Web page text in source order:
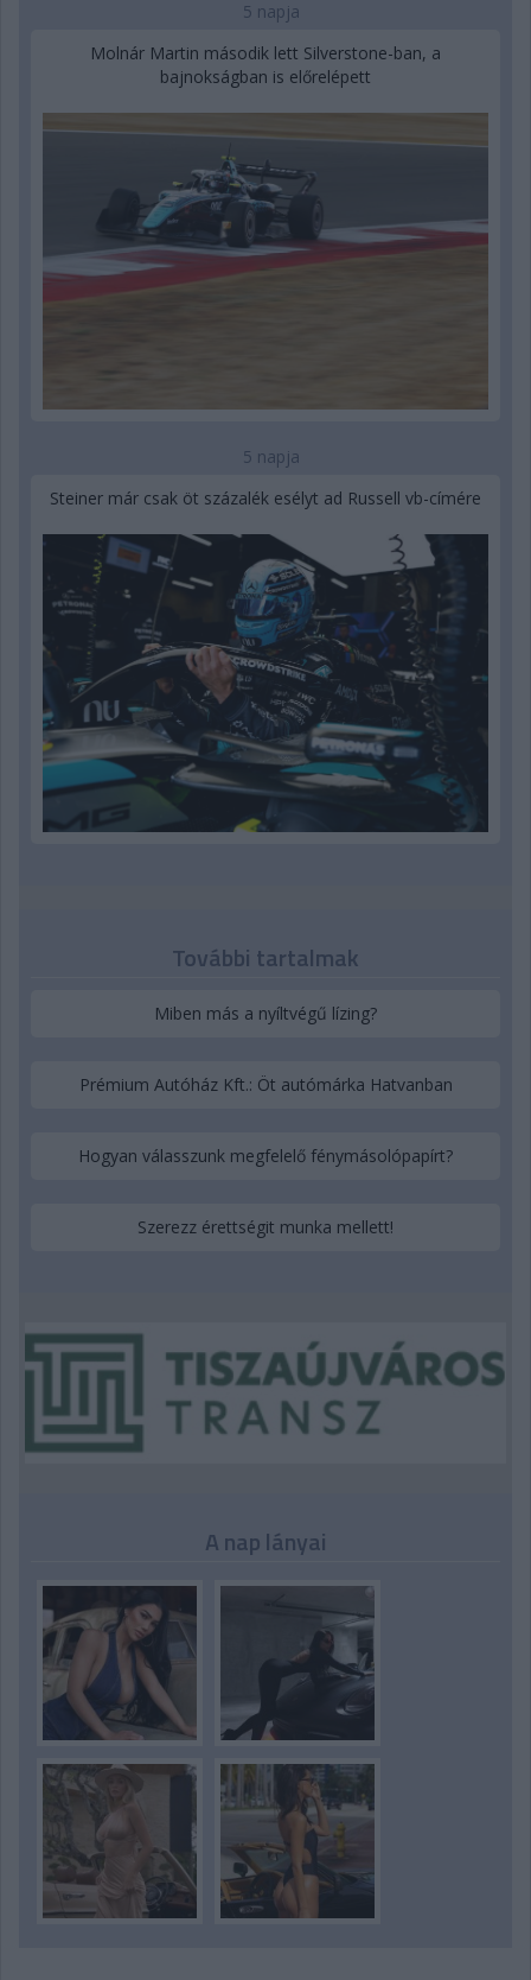
5 napja
Molnár Martin második lett Silverstone-ban, a
bajnokságban is előrelépett
5 napja
Steiner már csak öt százalék esélyt ad Russell vb-címére
További tartalmak
Miben más a nyíltvégű lízing?
Prémium Autóház Kft.: Öt autómárka Hatvanban
Hogyan válasszunk megfelelő fénymásolópapírt?
Szerezz érettségit munka mellett!
A nap lányai